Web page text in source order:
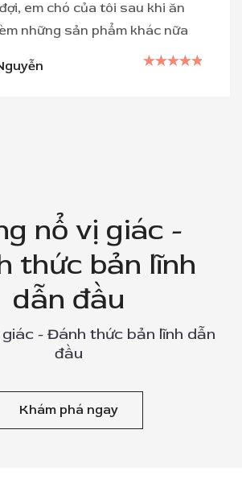
em chó của tôi sau khi ăn
những sản phẩm khác nữa
nổ vị giác -
thức bản lĩnh
dẫn đầu
giác - Đánh thức bản lĩnh dẫn
đầu
Khám phá ngay